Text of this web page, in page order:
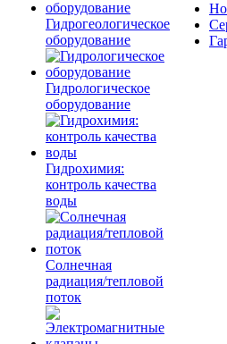
Гидрогеологическое
оборудование
Гидрологическое
оборудование
Гидрохимия:
контроль качества
воды
Солнечная
радиация/тепловой
поток